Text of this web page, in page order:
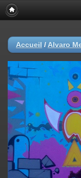
Accueil / Alvaro